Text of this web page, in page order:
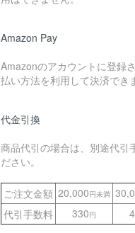
Amazon Pay
Amazonのアカウントに登録
払い方法を利用して決済でき
代金引換
商品代引の場合は、別途代引
ださい。
ご注文金額 20,000円未満
代引手数料 330円